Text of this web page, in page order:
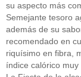
su aspecto más
Semejante tesoro
además de su
recomendado en
riquísimo en fibra,
índice calórico muy